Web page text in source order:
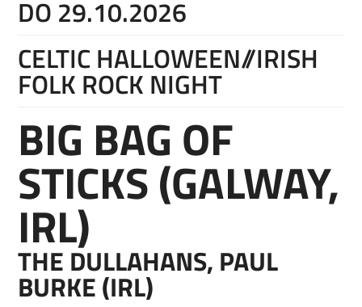
DO 29.10.2026
CELTIC HALLOWEEN//IRISH
FOLK ROCK NIGHT
BIG BAG OF
STICKS (GALWAY,
IRL)
THE DULLAHANS, PAUL
BURKE (IRL)